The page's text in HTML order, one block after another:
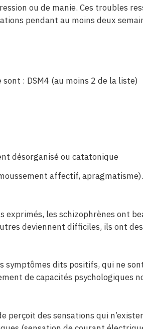
ou de manie. Ces troubles
pendant au moins deux
: DSM4 (au moins 2 de la liste)
désorganisé ou catatonique
affectif, apragmatisme).
exprimés, les schizophrènes ont
deviennent difficiles, ils ont
symptômes dits positifs, qui ne
de capacités psychologiques
perçoit des sensations qui